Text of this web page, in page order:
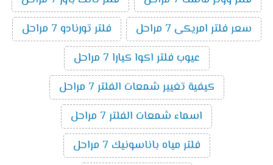
سعر فلتر امريكى 7 مراحل
فلتر تورنادو 7 مراحل
عيوب فلتر اكوا كيارا 7 مراحل
كيفية تغيير شمعات الفلتر 7 مراحل
اسماء شمعات الفلتر 7 مراحل
فلتر مياه باناسونيك 7 مراحل